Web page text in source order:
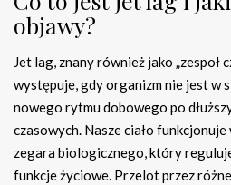
objawy?
Jet lag, znany również jako „zespoł
występuje, gdy organizm nie jest w
nowego rytmu dobowego po
czasowych. Nasze ciało
zegara biologicznego, który
funkcje życiowe. Przelot przez